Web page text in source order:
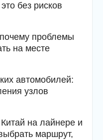
без рисков
проблемы
на месте
автомобилей:
узлов
на лайнере и
маршрут,